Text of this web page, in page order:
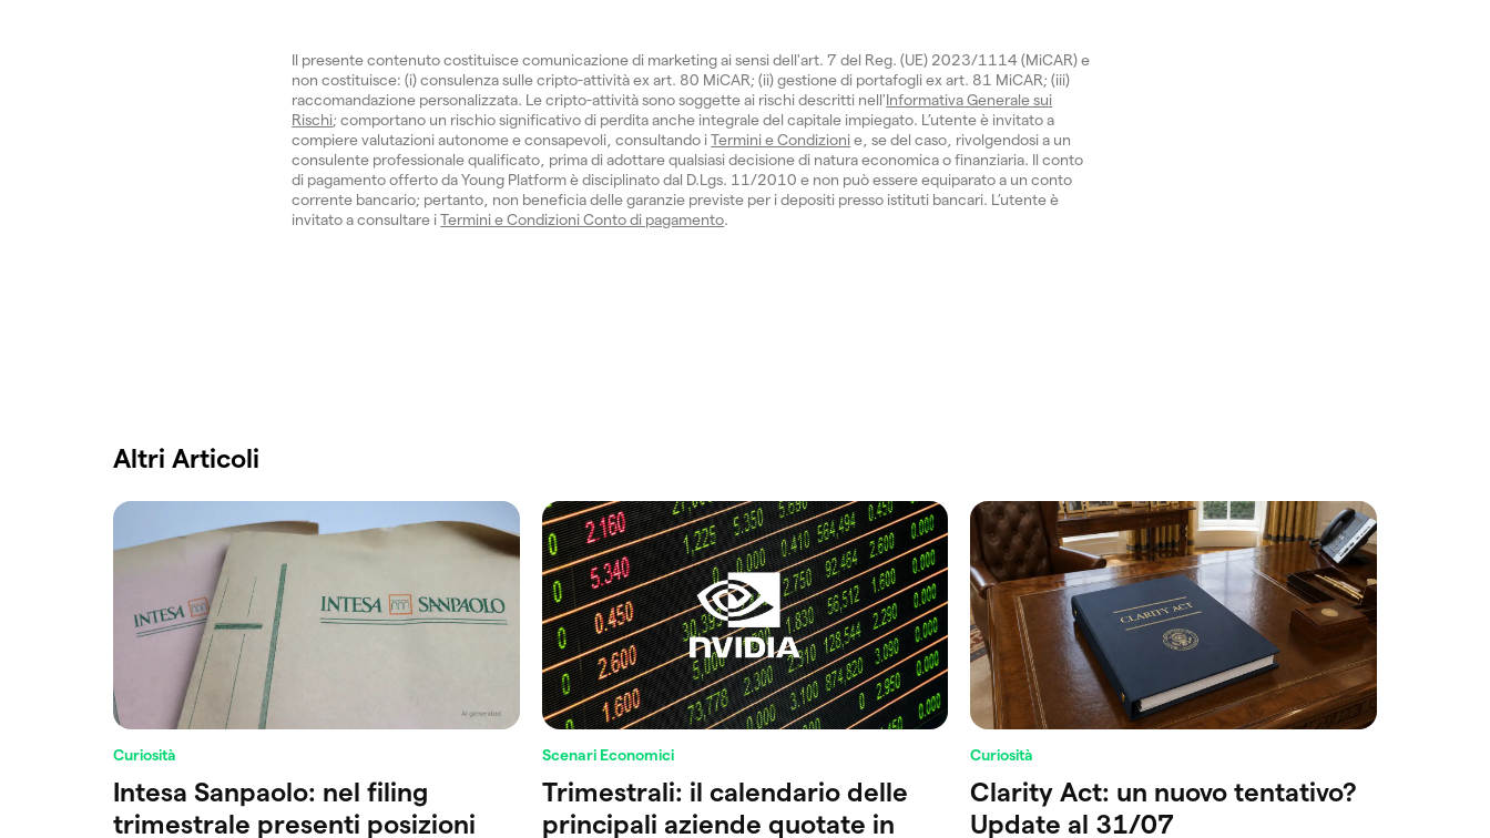
Il presente contenuto costituisce comunicazione di marketing ai sensi dell'art. 7 del Reg. (UE) 2023/1114 (MiCAR) e
non costituisce: (i) consulenza sulle cripto-attività ex art. 80 MiCAR; (ii) gestione di portafogli ex art. 81 MiCAR; (iii)
raccomandazione personalizzata. Le cripto-attività sono soggette ai rischi descritti nell'Informativa Generale sui
Rischi; comportano un rischio significativo di perdita anche integrale del capitale impiegato. L’utente è invitato a
compiere valutazioni autonome e consapevoli, consultando iTermini e Condizionie, se del caso, rivolgendosi a un
consulente professionale qualificato, prima di adottare qualsiasi decisione di natura economica o finanziaria. Il conto
di pagamento offerto da Young Platform è disciplinato dal D.Lgs. 11/2010 e non può essere equiparato a un conto
corrente bancario; pertanto, non beneficia delle garanzie previste per i depositi presso istituti bancari. L’utente è
invitato a consultare iTermini e Condizioni Conto di pagamento.
Altri Articoli
Curiosità
Intesa Sanpaolo: nel filing
trimestrale presenti posizioni
Scenari Economici
Trimestrali: il calendario delle
principali aziende quotate in
Curiosità
Clarity Act: un nuovo tentativo?
Update al 31/07